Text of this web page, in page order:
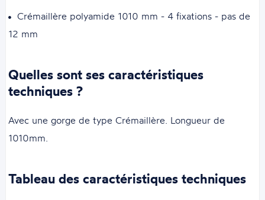
Crémaillère polyamide 1010 mm - 4 fixations - pas de
12 mm
Quelles sont ses caractéristiques
techniques ?
Avec une gorge de type Crémaillère. Longueur de
1010mm.
Tableau des caractéristiques techniques